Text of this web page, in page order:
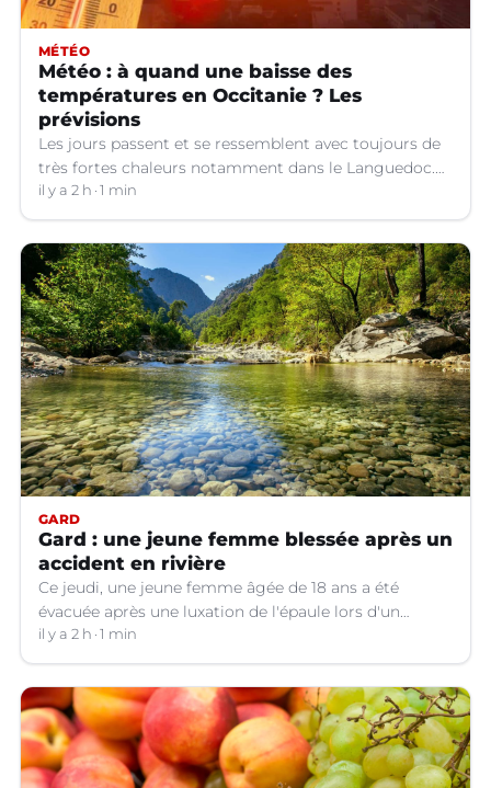
MÉTÉO
Météo : à quand une baisse des
températures en Occitanie ? Les
prévisions
Les jours passent et se ressemblent avec toujours de
très fortes chaleurs notamment dans le Languedoc.
Jusqu’à quand ?
il y a 2 h 1 min
GARD
Gard : une jeune femme blessée après un
accident en rivière
Ce jeudi, une jeune femme âgée de 18 ans a été
évacuée après une luxation de l'épaule lors d'un
plongeon dans une rivière à Saint-André-de-
Valborgne (Gard).
il y a 2 h 1 min